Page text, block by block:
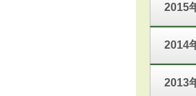
2015
2014
2013